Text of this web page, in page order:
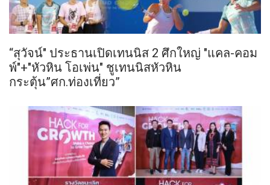
“สุวัจน์" ประธานเปิดเทนนิส 2 ศึกใหญ่ "แคล-คอม
พ์"+"หัวหิน โอเพ่น" ชูเทนนิสหัวหิน
กระตุ้น”ศก.ท่องเที่ยว”